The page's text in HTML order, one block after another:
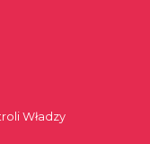
Władzy